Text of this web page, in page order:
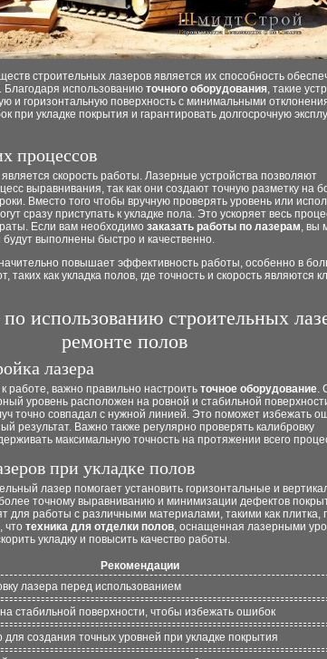
строительных лазеров является их способность
Благодаря использованию точного оборудования, такие
и горизонтальную поверхность с минимальными
при укладке покрытия и гарантировать долгосрочную
процессов
скорость работы. Лазерные устройства позволяют
выравнивания, так как они создают точную разметку на
Вместо того чтобы вручную проверять уровень или
сразу приступать к укладке пола. Это ускоряет весь
Если вам необходимо заказать работы по лазерам, вы
выполнены быстро и качественно.
повышает эффективность работы, особенно в
таких как укладка полов, где точность и скорость являются
использованию строительных
ремонте полов
лазера
работе, важно правильно настроить точное оборудование.
уровень расположен на ровной и стабильной
точно совпадал с нужной линией. Это поможет избежать
результат. Важно также регулярно проверять калибровку
максимальную точность на протяжении всего
при укладке полов
лазер помогает установить горизонтальные и
точному выравниванию и минимизации дефектов
для работы с различными материалами, такими как плитка,
что техника для отделки полов, оснащенная лазерными
укладку и повысить качество работы.
Рекомендации
лазера перед использованием
стабильной поверхности, чтобы избежать ошибок
для создания точных уровней при укладке покрытия